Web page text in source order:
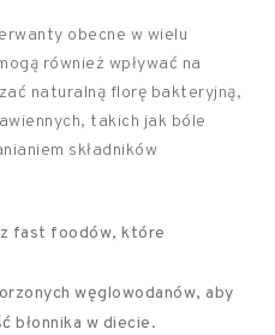
obecne w wielu
również wpływać na
naturalną florę bakteryjną,
takich jak bóle
składników
fast foodów, które
węglowodanów, aby
błonnika w diecie.